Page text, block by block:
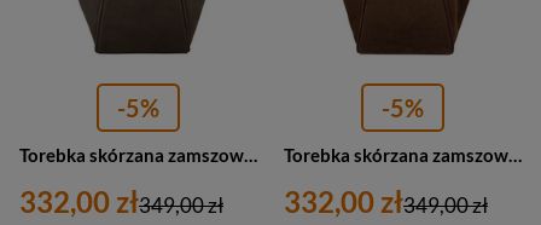
-5%
332,00 zł349,00 zł
-5%
332,00 zł349,00 zł